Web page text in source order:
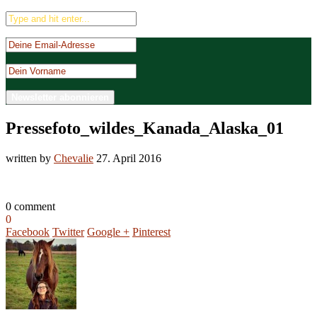
Pressefoto_wildes_Kanada_Alaska_01
written by Chevalie 27. April 2016
0 comment
0
Facebook Twitter Google + Pinterest